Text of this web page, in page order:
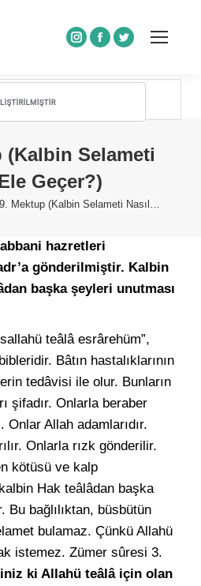
Instagram
Facebook
Twitter
(Kalbin Selameti
Geçer?)
Mektup (Kalbin Selameti Nasıl…
hazretleri
gönderilmiştir. Kalbin
başka şeyleri unutması
teâlâ esrârehüm”,
Bâtın hastalıklarının
tedâvisi ile olur. Bunların
şifadır. Onlarla beraber
Allah adamlarıdır.
Onlarla rızk gönderilir.
kötüsü ve kalp
Hak teâlâdan başka
Bu bağlılıktan, büsbütün
bulamaz. Çünkü Allahü
istemez. Zümer sûresi 3.
ki Allahü teâlâ için olan